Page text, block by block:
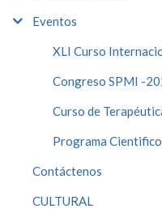
Eventos
XLI Curso
Congreso SPMI -
Curso de
Programa
Contáctenos
CULTURAL